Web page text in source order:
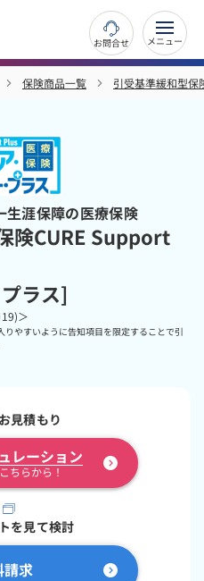
お問合せ
保険商品一覧 引受基準緩和型保
生涯保障の医療保険
険CURE Support
ラス]
＞
やすいように告知項目を限定することで引
見積もり
レーション
ちらから！
を見て検討
請求